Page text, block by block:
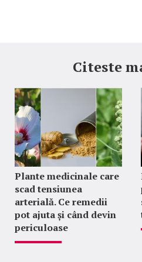
Citeste
Plante medicinale care
scad tensiunea
arterială. Ce remedii
pot ajuta și când devin
periculoase